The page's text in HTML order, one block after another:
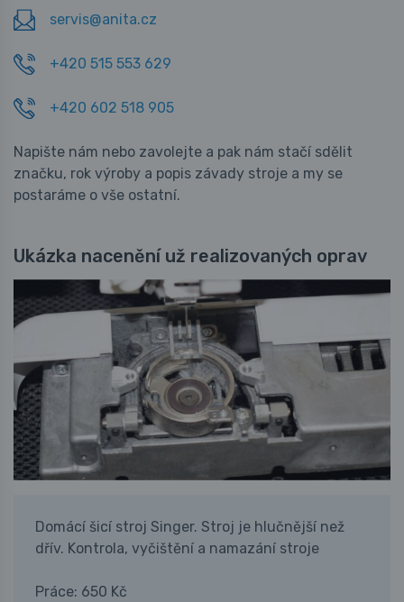
servis@anita.cz
+420 515 553 629
+420 602 518 905
Napište nám nebo zavolejte a pak nám stačí sdělit
značku, rok výroby a popis závady stroje a my se
postaráme o vše ostatní.
Ukázka nacenění už realizovaných oprav
Domácí šicí stroj Singer. Stroj je hlučnější než
dřív. Kontrola, vyčištění a namazání stroje
Práce: 650 Kč